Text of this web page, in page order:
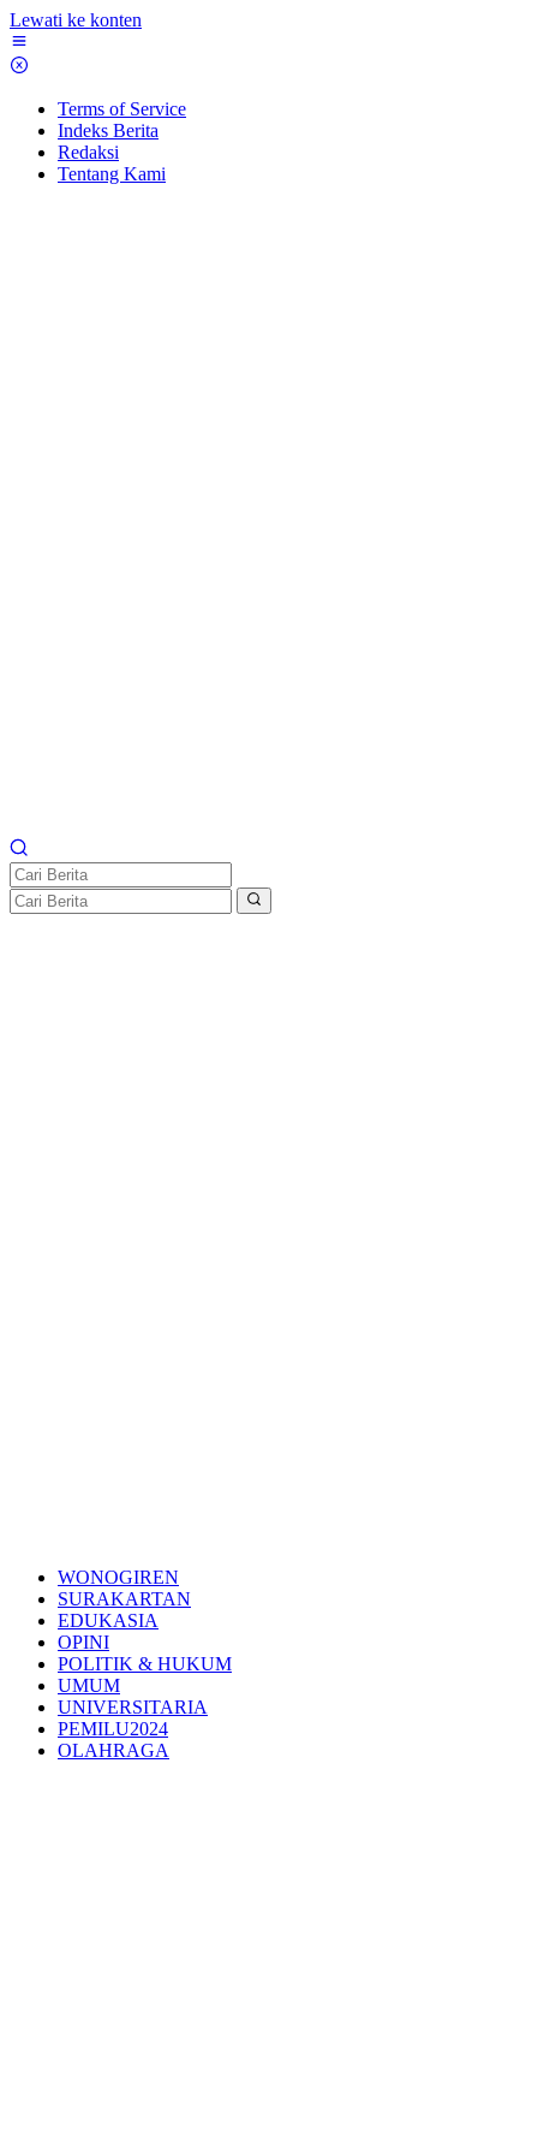
Lewati ke konten
Terms of Service
Indeks Berita
Redaksi
Tentang Kami
WONOGIREN
SURAKARTAN
EDUKASIA
OPINI
POLITIK & HUKUM
UMUM
UNIVERSITARIA
PEMILU2024
OLAHRAGA